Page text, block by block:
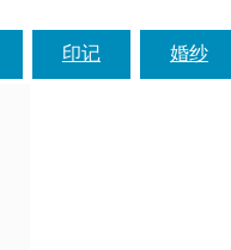
印记 婚纱